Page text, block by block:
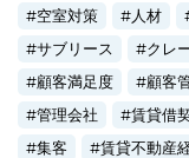
空室対策
人材
サブリース
クレ
顧客満足度
顧客
管理会社
賃貸借
集客
賃貸不動産